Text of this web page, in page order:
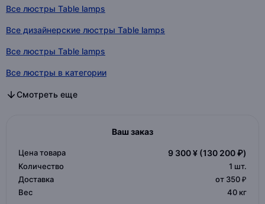
Все люстры Table lamps
Все дизайнерские люстры Table lamps
Все люстры Table lamps
Все люстры в категории
Все дизайнерские люстры в категории
Все люстры в категории
Смотреть еще
Ваш заказ
Цена товара 9 300 ¥ (130 200 ₽)
Количество 1 шт.
Доставка
от 350 ₽
Вес
40 кг